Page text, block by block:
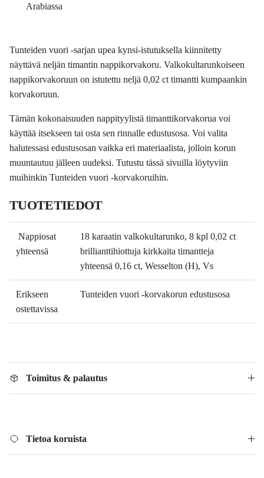
Arabiassa
Tunteiden vuori -sarjan upea kynsi-istutuksella kiinnitetty
näyttävä neljän timantin nappikorvakoru. Valkokultarunkoiseen
nappikorvakoruun on istutettu neljä 0,02 ct timantti kumpaankin
korvakoruun.
Tämän kokonaisuuden nappityylistä timanttikorvakorua voi
käyttää itsekseen tai osta sen rinnalle edustusosa. Voi valita
halutessasi edustusosan vaikka eri materiaalista, jolloin korun
muuntautuu jälleen uudeksi. Tutustu tässä sivuilla löytyviin
muihinkin Tunteiden vuori -korvakoruihin.
TUOTETIEDOT
Nappiosat
yhteensä
18 karaatin valkokultarunko, 8 kpl 0,02 ct
brillianttihiottuja kirkkaita timantteja
yhteensä 0,16 ct, Wesselton (H), Vs
Erikseen
ostettavissa
Tunteiden vuori -korvakorun edustusosa
Toimitus & palautus
Tietoa koruista